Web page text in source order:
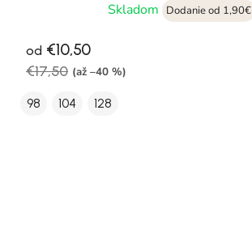
Skladom
Dodanie od 1,90€
od €10,50
€17,50 (až –40 %)
98 104 128